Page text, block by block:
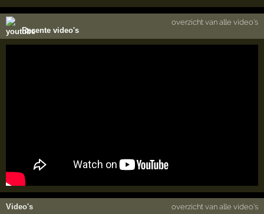
Recente video's
overzicht van alle video's
Video's overzicht van alle video's